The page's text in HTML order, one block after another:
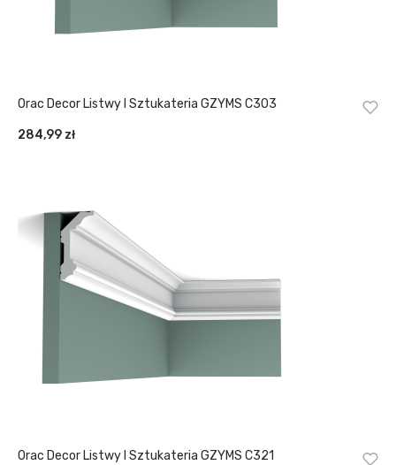
Orac Decor Listwy I Sztukateria GZYMS C303
284,99 zł
Orac Decor Listwy I Sztukateria GZYMS C321